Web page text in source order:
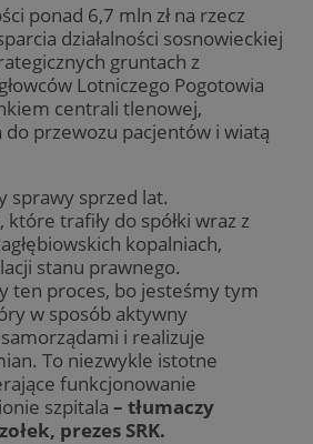
ponad 6,7 mln zł na rzecz
działalności sosnowieckiej
gruntach z
Lotniczego Pogotowia
centrali tlenowej,
przewozu pacjentów i wiatą
sprawy sprzed lat.
trafiły do spółki wraz z
kopalniach,
stanu prawnego.
ten proces, bo jesteśmy tym
w sposób aktywny
i realizuje
To niezwykle istotne
funkcjonowanie
szpitala – tłumaczy
prezes SRK.